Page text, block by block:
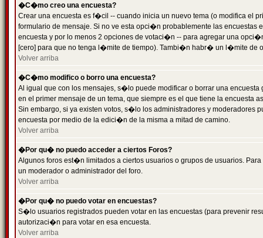
�C�mo creo una encuesta?
Crear una encuesta es f�cil -- cuando inicia un nuevo tema (o modifica el
formulario de mensaje. Si no ve esta opci�n probablemente las
encuesta y por lo menos 2 opciones de votaci�n -- para agregar una
[cero] para que no tenga l�mite de tiempo). Tambi�n habr� un l�mite de
Volver arriba
�C�mo modifico o borro una encuesta?
Al igual que con los mensajes, s�lo puede modificar o borrar una
en el primer mensaje de un tema, que siempre es el que tiene la encuesta
Sin embargo, si ya existen votos, s�lo los administradores y moderadores
encuesta por medio de la edici�n de la misma a mitad de camino.
Volver arriba
�Por qu� no puedo acceder a ciertos Foros?
Algunos foros est�n limitados a ciertos usuarios o grupos de usuarios.
un moderador o administrador del foro.
Volver arriba
�Por qu� no puedo votar en encuestas?
S�lo usuarios registrados pueden votar en las encuestas (para prevenir
autorizaci�n para votar en esa encuesta.
Volver arriba